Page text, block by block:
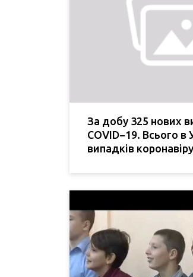
За добу 325 нових
COVID−19. Всього в
випадків